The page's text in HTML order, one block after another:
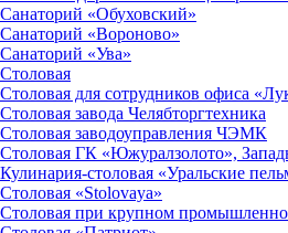
Санаторий «Обуховский»
Санаторий «Вороново»
Санаторий «Ува»
Столовая
Столовая для сотрудников офиса
Столовая завода Челябторгтехника
Столовая заводоуправления ЧЭМК
Столовая ГК «Южуралзолото»,
Кулинария-столовая «Уральские
Столовая «Stolovaya»
Столовая при крупном